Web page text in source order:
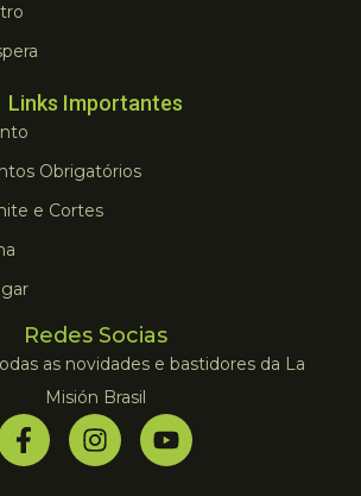
Links Importantes
Obrigatórios
e Cortes
Redes Socias
as novidades e bastidores da La
Misión Brasil